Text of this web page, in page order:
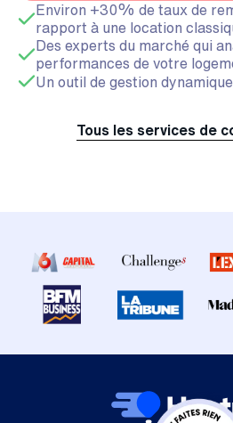
Environ +30% de taux de
rapport à une location
Des experts du marché qui
performances de votre
Un outil de gestion
Tous les services de